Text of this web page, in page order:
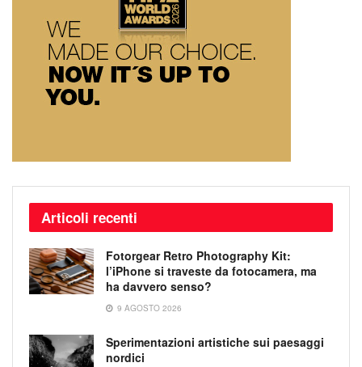
Articoli recenti
Fotorgear Retro Photography Kit:
l’iPhone si traveste da fotocamera, ma
ha davvero senso?
9 AGOSTO 2026
Sperimentazioni artistiche sui paesaggi
nordici